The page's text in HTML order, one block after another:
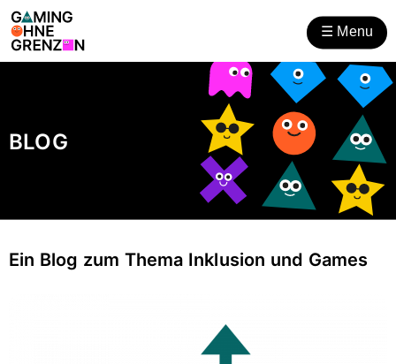
Zum
Inhalt
Zur
Hilfsnavigation
☰ Menu
öffnen
BLOG
Ein Blog zum Thema Inklusion und Games